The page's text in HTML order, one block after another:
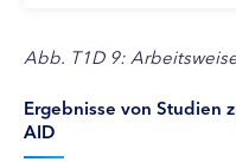
Abb. T1D 9:
Ergebnisse von Studien
AID